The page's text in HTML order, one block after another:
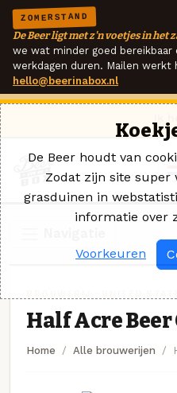
ZOMERSTAND
De Beer ligt met z'n voetjes in het
we wat minder goed bereikbaar
werkdagen duren. Mailen werkt
hello@beerinabox.nl
Half Acre Beer
Home Alle brouwerijen
De Beer houdt van
Zodat zijn site
grasduinen in
informatie over
Voorkeuren